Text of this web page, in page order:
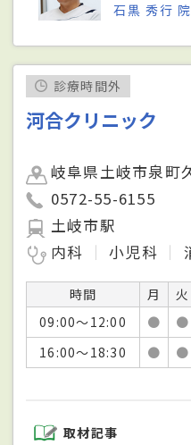
石黒 秀行
診療時間外
河合クリニック
岐阜県土岐市泉町
0572-55-6155
土岐市駅
内科
小児科
時間 月 火
09:00～12:00
● ●
16:00～18:30
● ●
取材記事